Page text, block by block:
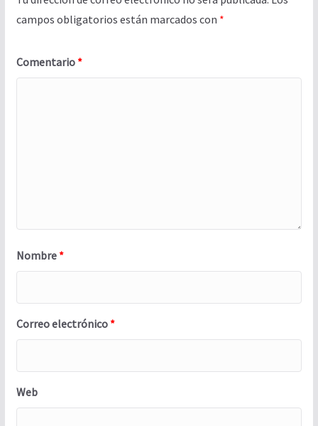
campos obligatorios están marcados con *
Comentario *
Nombre *
Correo electrónico *
Web